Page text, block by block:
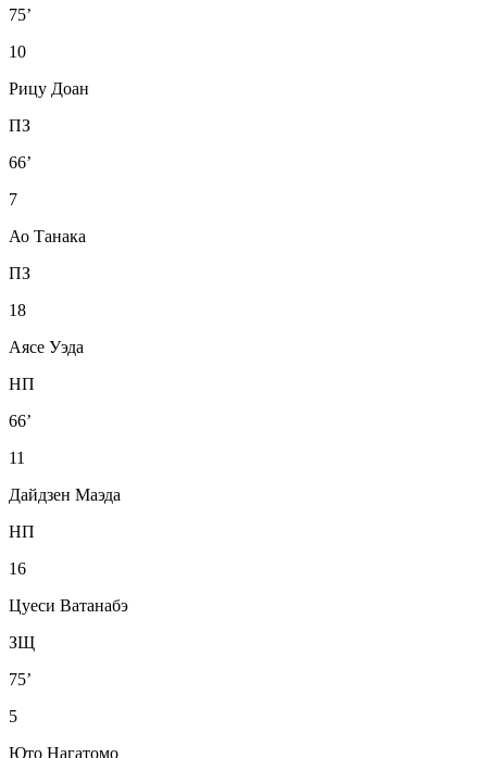
75’
10
Рицу Доан
ПЗ
66’
7
Ао Танака
ПЗ
18
Аясе Уэда
НП
66’
11
Дайдзен Маэда
НП
16
Цуеси Ватанабэ
ЗЩ
75’
5
Юто Нагатомо